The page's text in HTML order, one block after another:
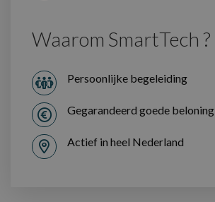
Waarom SmartTech ?
Persoonlijke begeleiding
Gegarandeerd goede beloning
Actief in heel Nederland